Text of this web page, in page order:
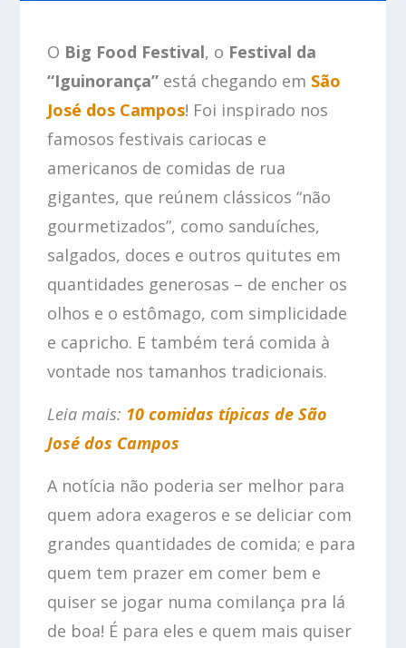
O Big Food Festival, o Festival da
“Iguinorança” está chegando em São
José dos Campos! Foi inspirado nos
famosos festivais cariocas e
americanos de comidas de rua
gigantes, que reúnem clássicos “não
gourmetizados”, como sanduíches,
salgados, doces e outros quitutes em
quantidades generosas – de encher os
olhos e o estômago, com simplicidade
e capricho. E também terá comida à
vontade nos tamanhos tradicionais.
Leia mais: 10 comidas típicas de São
José dos Campos
A notícia não poderia ser melhor para
quem adora exageros e se deliciar com
grandes quantidades de comida; e para
quem tem prazer em comer bem e
quiser se jogar numa comilança pra lá
de boa! É para eles e quem mais quiser